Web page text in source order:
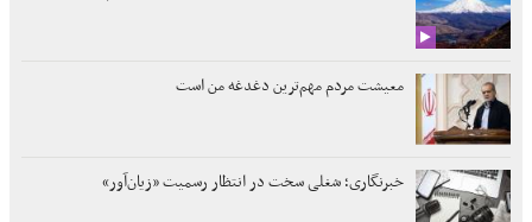
معیشت مردم مهم‌ترین دغدغه من است
خبرنگاری؛ شغلی سخت در انتظار رسمیت «زیان‌آور»